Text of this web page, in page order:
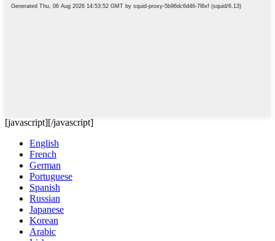
[javascript][/javascript]
English
French
German
Portuguese
Spanish
Russian
Japanese
Korean
Arabic